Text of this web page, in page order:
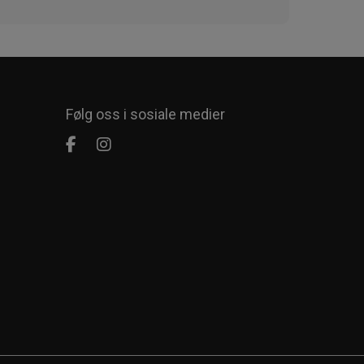
Følg oss i sosiale medier